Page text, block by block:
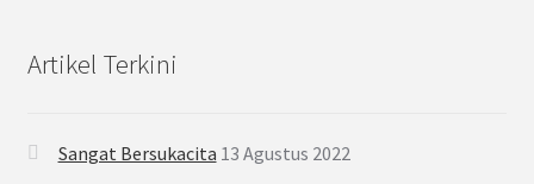
Artikel Terkini
Sangat Bersukacita 13 Agustus 2022